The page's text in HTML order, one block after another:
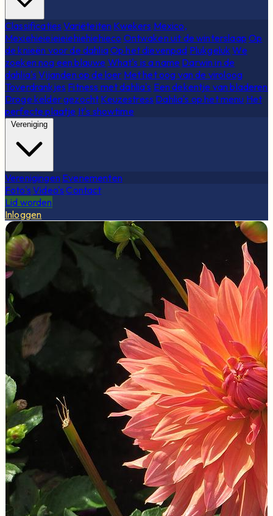
Classificaties Variëteiten Kwekers Mexico,
Mexiehieieieieiehiehiehieco Ontwaken uit de winterslaap Op
de knieën voor de dahliaOp het dievenpad Plukgeluk We
zoeken nog een blauwe What's is a name Darwin in de
dahlia's Vijanden op de loer Met het oog van de viroloog
Toverdrankjes Fitness met dahlia's Een dekentje van bladeren
Droge kelder gezocht Keuzestress Dahlia's op het menu Het
perfecte plaatje It's showtime
Vereniging
Verenigingen Evenementen
Foto's Video's Contact
Lid worden
Inloggen